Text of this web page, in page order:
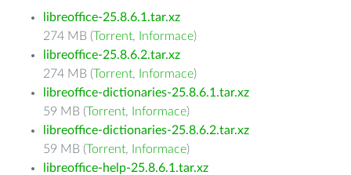
libreoffice-25.8.6.1.tar.xz
274 MB (Torrent, Informace)
libreoffice-25.8.6.2.tar.xz
274 MB (Torrent, Informace)
libreoffice-dictionaries-25.8.6.1.tar.xz
59 MB (Torrent, Informace)
libreoffice-dictionaries-25.8.6.2.tar.xz
59 MB (Torrent, Informace)
libreoffice-help-25.8.6.1.tar.xz